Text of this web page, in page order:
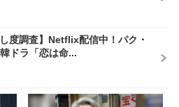
度調査】Netflix配信中！パク・
ドラ「恋は命...